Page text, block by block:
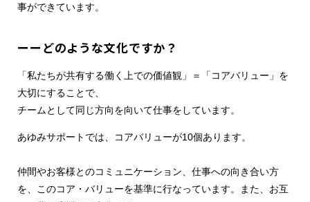
事ができています。
ーーどのような文化ですか？
「私たちが共有する働く上での価値観」＝「コアバリュー」を
大切にすることで、
チームとして同じ方向を向いて仕事をしています。
あゆみサポートでは、コアバリューが10個あります。
仲間やお客様とのコミュニケーション、仕事への向き合い方
を、このコア・バリューを基準に行なっています。また、お互